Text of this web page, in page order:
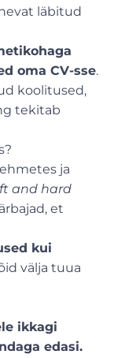
läbitud
oma CV-sse.
koolitused,
tekitab
ja
and hard
et
kui
välja tuua
ikkagi
edasi.